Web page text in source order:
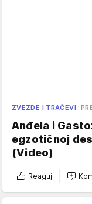
ZVEZDE I TRAČEVI
Anđela i
egzotičnoj
(Video)
Reaguj